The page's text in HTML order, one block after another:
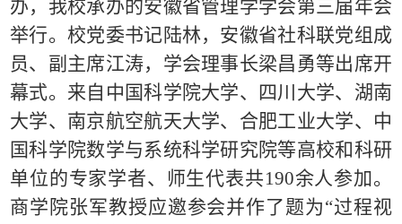
办，我校承办的安徽省管理学学会第三届年会
举行。校党委书记陆林，安徽省社科联党组成
员、副主席江涛，学会理事长梁昌勇等出席开
幕式。来自中国科学院大学、四川大学、湖南
大学、南京航空航天大学、合肥工业大学、中
国科学院数学与系统科学研究院等高校和科研
单位的专家学者、师生代表共190余人参加。
商学院张军教授应邀参会并作了题为“过程视